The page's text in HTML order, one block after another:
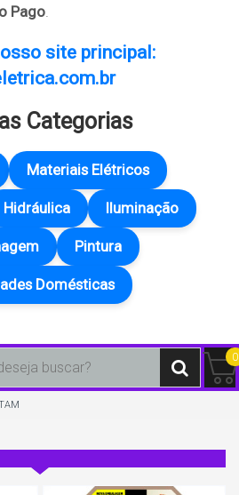
Pago.
site principal:
Categorias
Materiais Elétricos
Hidráulica Iluminação
Pintura
Domésticas
0